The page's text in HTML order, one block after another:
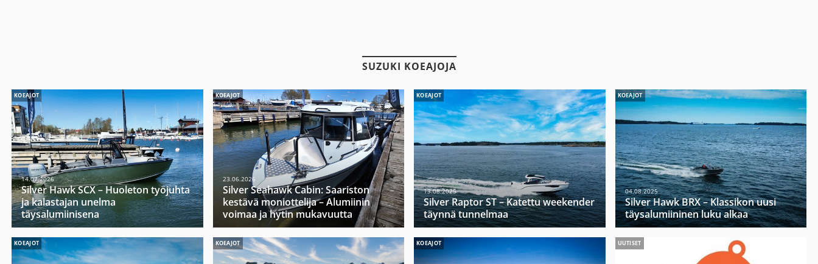
SUZUKI KOEAJOJA
KOEAJOT
14.07.2026
Silver Hawk SCX – Huoleton työjuhta
ja kalastajan unelma
täysalumiinisena
KOEAJOT
23.06.2026
Silver Seahawk Cabin: Saariston
kestävä moniottelija – Alumiinin
voimaa ja hytin mukavuutta
KOEAJOT
13.08.2025
Silver Raptor ST – Katettu weekender
täynnä tunnelmaa
KOEAJOT
04.08.2025
Silver Hawk BRX – Klassikon uusi
täysalumiininen luku alkaa
KOEAJOT KOEAJOT KOEAJOT UUTISET